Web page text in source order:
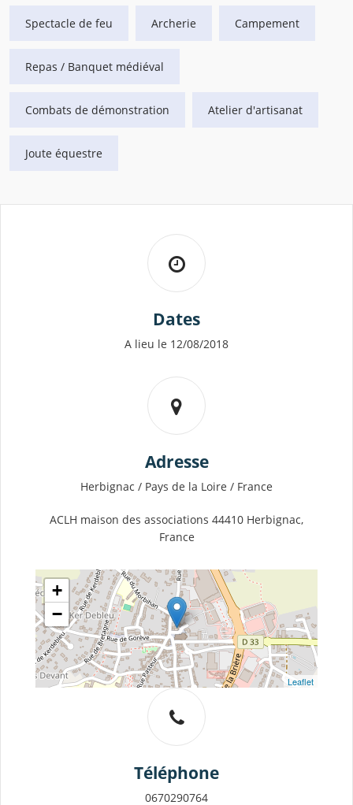
Spectacle de feu Archerie Campement
Repas / Banquet médiéval
Combats de démonstration Atelier d'artisanat
Joute équestre
Dates
A lieu le 12/08/2018
Adresse
Herbignac / Pays de la Loire / France
ACLH maison des associations 44410 Herbignac,
France
+
−
Leaflet
Téléphone
0670290764